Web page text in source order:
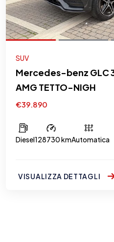
SUV
Mercedes-benz GLC
AMG TETTO-NIGH
€39.890
Diesel128730 kmAutomatica
VISUALIZZA DETTAGLI